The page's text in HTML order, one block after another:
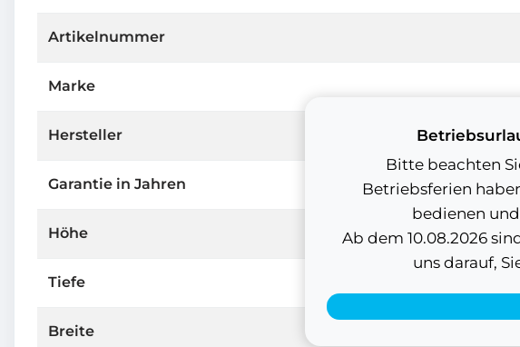
Bitte beachten
Betriebsferien
bedienen
Ab dem 10.08.2026
uns darauf,
Artikelnummer
Marke
Hersteller
Garantie in Jahren
Höhe
Tiefe
Breite